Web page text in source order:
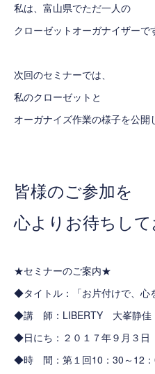
私は、富山県でただ一人の
クローゼットオーガナイザーで
次回のセミナーでは、
私のクローゼットと
オーガナイズ作業の様子を公開
皆様のご参加を
心よりお待ちして
★セミナーのご案内★
◆タイトル：「お片付けで、心
◆講 師：LIBERTY 大峯静佳
◆日にち：２０１７年９月３日
◆時 間：第１回10：30～12：